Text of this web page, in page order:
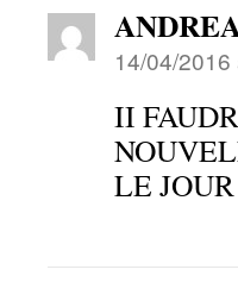
14/04/2016
II
LE JOUR